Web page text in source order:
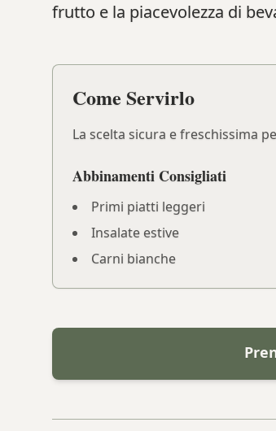
frutto e la piacevolezza di
Come Servirlo
La scelta sicura e freschissima
Abbinamenti Consigliati
Primi piatti leggeri
Insalate estive
Carni bianche